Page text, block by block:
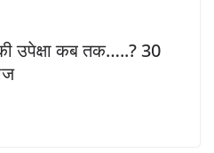
उपेक्षा कब तक…..? 30